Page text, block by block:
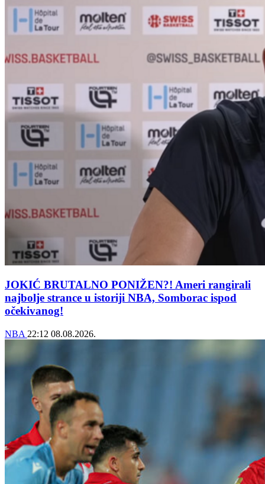
JOKIĆ BRUTALNO PONIŽEN?! Ameri rangirali
najbolje strance u istoriji NBA, Somborac ispod
očekivanog!
NBA 22:12 08.08.2026.